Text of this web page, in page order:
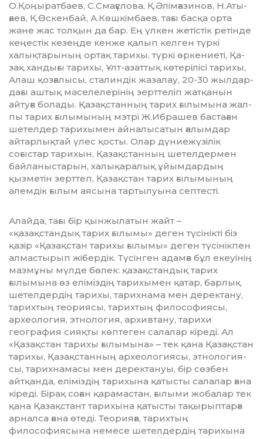
О.Қоңыратбаев, С.Сма­­ғұлова, Қ.Әлімғазинов, Н.Аты­­
ғаев, Қ.Өскенбай, А.Көш­кім­баев, тағы басқа орта
және жас тол­қын да бар. Ең үлкен жетістік ре­тінде
кеңестік кезеңде кенже қа­лып келген түркі
халықтарының ор­тақ тарихы, түркі өркениеті, Қа­
зақ хан­дығы тарихы, Ұлт-азаттық көтері­лісі тарихы,
Алаш қозғалысы, ста­линдік жазалау, 20-30 жыл­дар­
да­ғы аштық мәселелерінің зерт­те­ліп жатқанын
айтуға болады. Қа­зақ­станның тарих ғылымына жал­­­
пы тарих ғылымының мэтрі Ж.Ибрашев бастаған
шетелдер тарихымен айналысатын ғалымдар
айтар­лықтай үлес қосты. Олар дү­ние­жүзілік
соғыстар тарихын, Қа­зақ­станның шетелдермен
бай­­ла­­ныстарын, халықаралық ұйым­дар­дың
қызметін зерттеп, Қазақ­стан тарих ғылымының
әлемдік ғы­лым аясына тартылуына сеп­тесті.
Алайда, тағы бір қынжылатын жайт –
«қазақстандық тарих ғы­лы­мы» деген түсінікті біз
қазір «Қа­зақ­стан тарихы ғылымы» деген тү­сі­нікпен
алмастырып жібердік. Тү­сінген адамға бұл екеуінің
маз­мұны мүлде бөлек: қазақстандық тарих
ғылымына өз еліміздің тарихымен қатар, барлық
шетелдердің тарихы, тарихнама мен деректану,
та­рихтың теориясы, тарихтың фи­лософиясы,
археология, этнология, архивтану, тарихи
география сияқты көптеген салалар кіреді. Ал
«Қазақстан тарихы ғылымына» – тек қана Қазақстан
тарихы, Қа­зақ­станның археологиясы, этнология­
сы, тарихнамасы мен де­рек­тануы, бір сөзбен
айтқанда, еліміздің тарихына қатысты салалар ғана
кі­ре­ді. Бірақ соған қарамастан, ғылыми жобалар тек
қана Қазақстант тарихына қатысты тақырыптарға
арналса ғана өтеді. Теорияға, тарих­тың
философиясына немесе ше­т­ел­дердің тарихына